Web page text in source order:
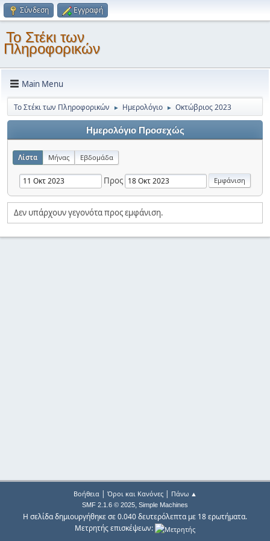
Σύνδεση Εγγραφή
Το Στέκι των
Πληροφορικών
Main Menu
Το Στέκι των Πληροφορικών ► Ημερολόγιο ► Οκτώβριος 2023
Ημερολόγιο Προσεχώς
Λίστα Μήνας Εβδομάδα
Προς
Δεν υπάρχουν γεγονότα προς εμφάνιση.
Βοήθεια| Όροι και Κανόνες| Πάνω ▲
SMF 2.1.6 © 2025, Simple Machines
Η σελίδα δημιουργήθηκε σε 0.040 δευτερόλεπτα με 18 ερωτήματα.
Μετρητής επισκέψεων: